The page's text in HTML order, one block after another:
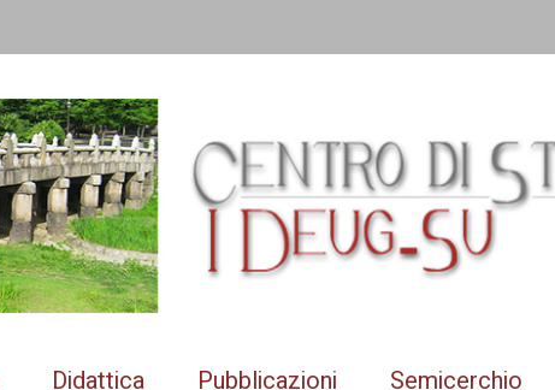
Didattica Pubblicazioni Semicerchio